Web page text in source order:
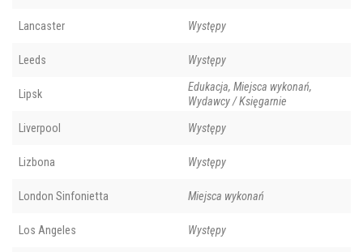
Lancaster Występy
Leeds Występy
Lipsk
Edukacja, Miejsca wykonań,
Wydawcy / Księgarnie
Liverpool Występy
Lizbona Występy
London Sinfonietta Miejsca wykonań
Los Angeles Występy